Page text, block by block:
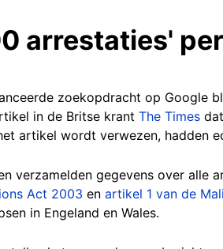
arrestaties'
zoekopdracht op Google
in de Britse krant The Times
artikel wordt verwezen, hadden
verzamelden gegevens over alle
Act 2003 en artikel 1 van de
in Engeland en Wales.